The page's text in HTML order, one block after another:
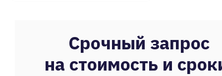
Срочный запрос
на стоимость и